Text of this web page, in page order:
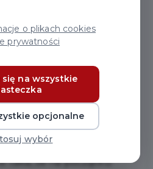
MEVO I
z roweru
już 500 tys.
Po 1,5 roku
przejechanych
podróży. Kolejna
taka, że na początku
o plikach cookies
prywatności
się na wszystkie
opcjonalne
wybór